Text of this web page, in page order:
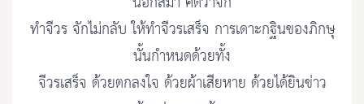
ทำจีวร จักไม่กลับ ให้ทำจีวรเสร็จ การเดาะกฐินของภิกษุ
นั้นกำหนดด้วยทั้ง
จีวรเสร็จ ด้วยตกลงใจ ด้วยผ้าเสียหาย ด้วยได้ยินข่าว